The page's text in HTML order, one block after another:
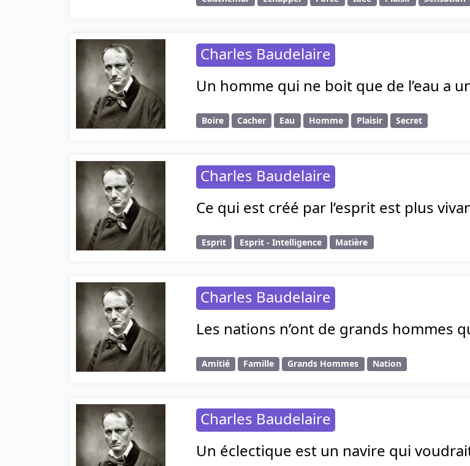
Charles Baudelaire
Un homme qui ne boit que de l’eau a
Boire Cacher Eau Homme Plaisir Secret
Charles Baudelaire
Ce qui est créé par l’esprit est plus
Esprit Esprit - Intelligence Matière
Charles Baudelaire
Les nations n’ont de grands hommes
Amitié Famille Grands Hommes Nation
Charles Baudelaire
Un éclectique est un navire qui